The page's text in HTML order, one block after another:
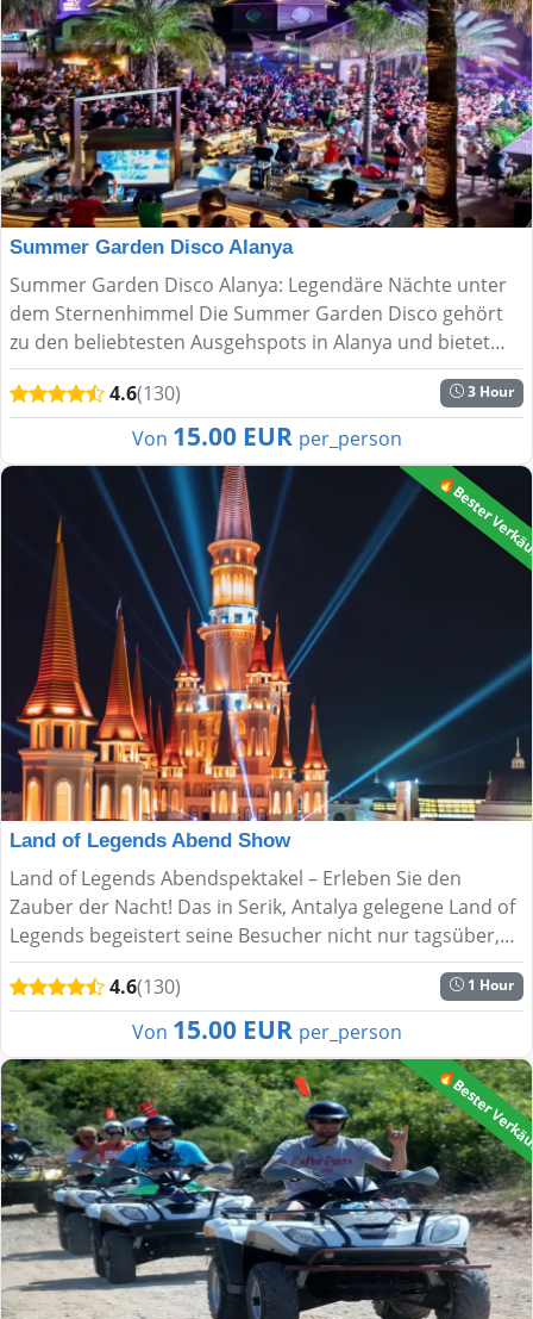
Summer Garden Disco Alanya
Summer Garden Disco Alanya: Legendäre Nächte unter
dem Sternenhimmel Die Summer Garden Disco gehört
zu den beliebtesten Ausgehspots in Alanya und bietet
unvergessliche Sommernächte mit atemberaubender
Aussicht und e...
4.6(130) 3 Hour
Von 15.00 EUR per_person
🔥Bester
Land of Legends Abend Show
Land of Legends Abendspektakel – Erleben Sie den
Zauber der Nacht! Das in Serik, Antalya gelegene Land of
Legends begeistert seine Besucher nicht nur tagsüber,
sondern auch mit seinen faszinierenden Abendshows.
Jeden...
4.6(130) 1 Hour
Von 15.00 EUR per_person
🔥Bester